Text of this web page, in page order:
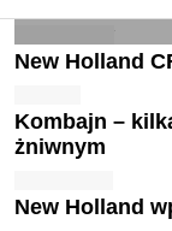
New Holland
Kombajn –
żniwnym
New Holland